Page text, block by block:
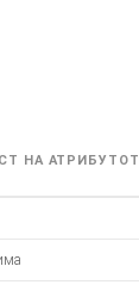
НА АТРИБУТОТ